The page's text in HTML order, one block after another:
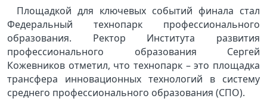
Площадкой для ключевых событий финала стал
Федеральный технопарк профессионального
образования. Ректор Института развития
профессионального образования Сергей
Кожевников отметил, что технопарк – это площадка
трансфера инновационных технологий в систему
среднего профессионального образования (СПО).